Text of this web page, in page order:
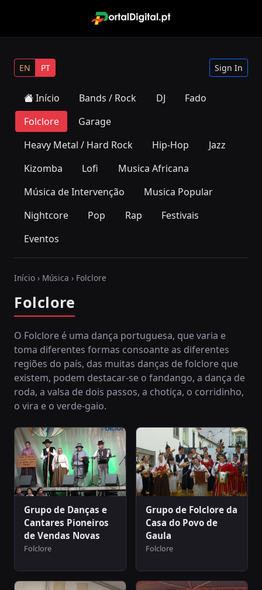
EN PT Sign In
Início Bands / Rock DJ
Fado
Folclore
Garage
Heavy Metal / Hard Rock
Hip-Hop
Jazz
Kizomba
Lofi
Musica Africana
Música de Intervenção
Musica Popular
Nightcore
Pop Rap
Festivais
Eventos
Início › Música › Folclore
Folclore
O Folclore é uma dança portuguesa, que varia e
toma diferentes formas consoante as diferentes
regiões do país, das muitas danças de folclore que
existem, podem destacar-se o fandango, a dança de
roda, a valsa de dois passos, a chotiça, o corridinho,
o vira e o verde-gaio.
Grupo de Danças e
Cantares Pioneiros
de Vendas Novas
Folclore
Grupo de Folclore da
Casa do Povo de
Gaula
Folclore